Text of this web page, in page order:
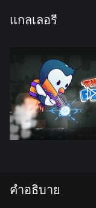
แกลเลอรี
คำอธิบาย